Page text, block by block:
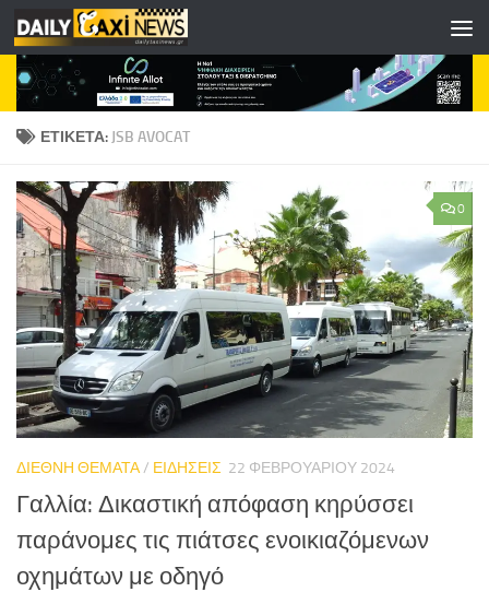
Skip to content
ΕΤΙΚΈΤΑ: JSB AVOCAT
0
ΔΙΕΘΝΗ ΘΕΜΑΤΑ/ ΕΙΔΗΣΕΙΣ 22 ΦΕΒΡΟΥΑΡΊΟΥ 2024
Γαλλία: Δικαστική απόφαση κηρύσσει
παράνομες τις πιάτσες ενοικιαζόμενων
οχημάτων με οδηγό